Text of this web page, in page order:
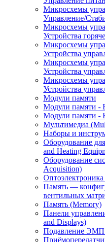
Микросхемы
Управление/
Микросхемы
Устройства
Микросхемы
Устройства
Микросхемы
Устройства
Микросхемы
Устройства
Модули памяти
Модули памяти -
Модули памяти -
Мультимедиа
Наборы и
Оборудование
and Heating
Оборудование
Acquisition)
Память —
вентильных
Память (Memory)
Панели
and Displays)
Подавление